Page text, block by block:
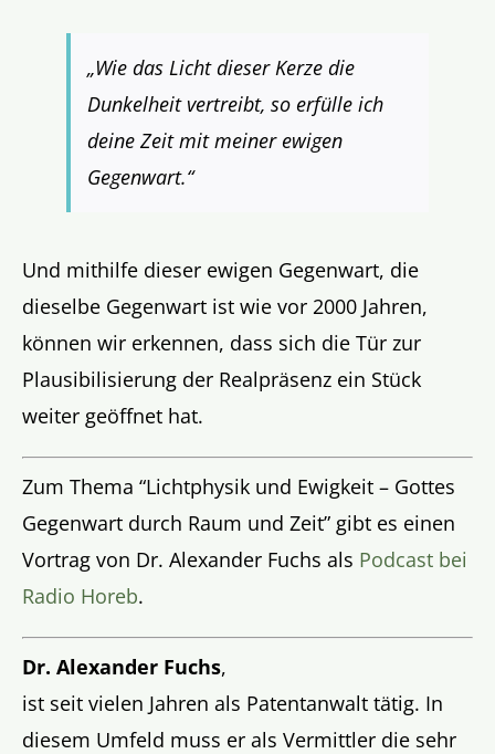
„Wie das Licht dieser Kerze die
Dunkelheit vertreibt, so erfülle ich
deine Zeit mit meiner ewigen
Gegenwart.“
Und mithilfe dieser ewigen Gegenwart, die
dieselbe Gegenwart ist wie vor 2000 Jahren,
können wir erkennen, dass sich die Tür zur
Plausibilisierung der Realpräsenz ein Stück
weiter geöffnet hat.
Zum Thema “Lichtphysik und Ewigkeit – Gottes
Gegenwart durch Raum und Zeit” gibt es einen
Vortrag von Dr. Alexander Fuchs als Podcast bei
Radio Horeb.
Dr. Alexander Fuchs,
ist seit vielen Jahren als Patentanwalt tätig. In
diesem Umfeld muss er als Vermittler die sehr